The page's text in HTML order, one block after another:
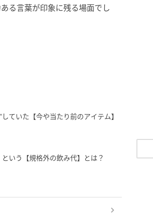
る言葉が印象に残る場面でし
ていた【今や当たり前のアイテム】
いう【規格外の飲み代】とは？